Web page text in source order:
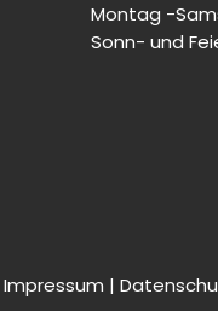
Montag -
Sonn- und
Impressum |